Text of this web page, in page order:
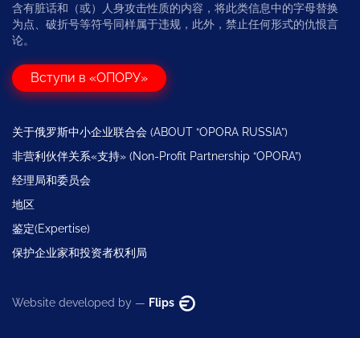
含有脏话和（或）人身攻击性质的内容，将此类信息中的字母替换
为点、破折号等符号同样属于违规，此外，禁止任何形式的仇恨言
论。
Вступи в «ОПОРУ»
关于俄罗斯中小企业联合会 (ABOUT “OPORA RUSSIA”)
非营利伙伴关系«支持» (Non-Profit Partnership “OPORA”)
经理局和委员会
地区
鉴定(Expertise)
保护企业家和投资者权利局
Website developed by — Flips